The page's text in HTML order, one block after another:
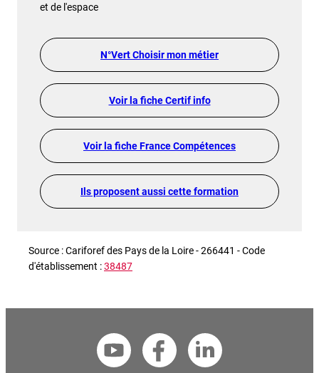
et de l'espace
N°Vert Choisir mon métier
Voir la fiche Certif info
Voir la fiche France Compétences
Ils proposent aussi cette formation
Source : Cariforef des Pays de la Loire - 266441 - Code
d'établissement :38487